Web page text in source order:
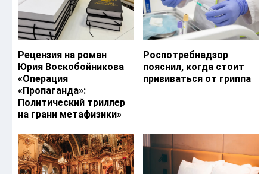
Рецензия на роман
Юрия Воскобойникова
«Операция
«Пропаганда»:
Политический триллер
на грани метафизики»
Роспотребнадзор
пояснил, когда стоит
прививаться от гриппа